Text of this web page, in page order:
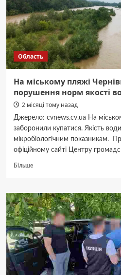
із
рідкісною
хворобою:
як
допомогти
Область
На міському пляжі
порушення норм якості
2 місяці тому назад
Джерело: cvnews.cv.ua На
заборонили купатися. Якість
мікробіологічним показникам.
офіційному сайті Центру
БільшеДокладніше
міському
пляжі
Чернівців
виявили
порушення
норм
якості
води